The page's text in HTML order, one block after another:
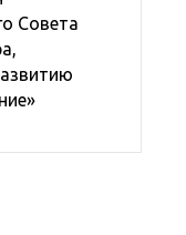
Совета